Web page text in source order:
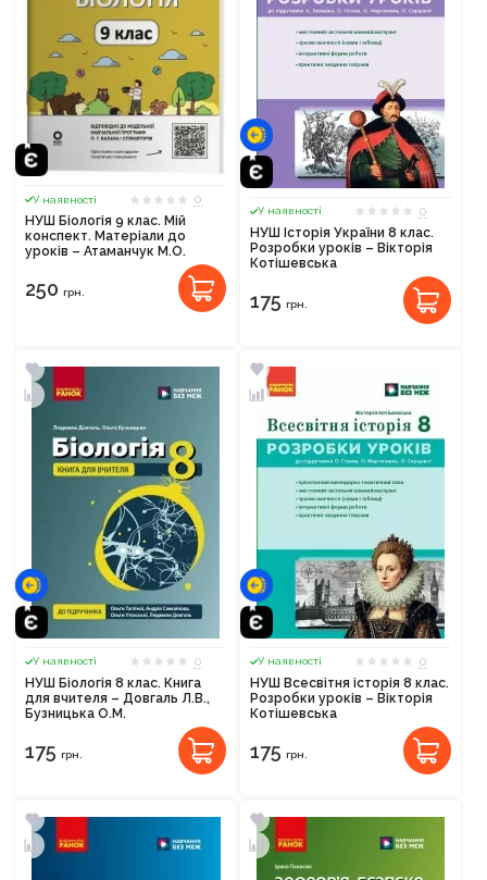
У наявності
0
НУШ Біологія 9 клас. Мій
конспект. Матеріали до
уроків – Атаманчук М.О.
250 грн.
У наявності
0
НУШ Історія України 8 клас.
Розробки уроків – Вікторія
Котішевська
175 грн.
У наявності
0
НУШ Біологія 8 клас. Книга
для вчителя – Довгаль Л.В.,
Бузницька О.М.
175 грн.
У наявності
0
НУШ Всесвітня історія 8 клас.
Розробки уроків – Вікторія
Котішевська
175 грн.